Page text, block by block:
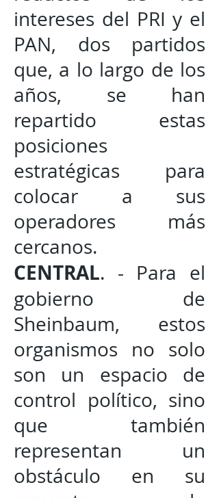
intereses del PRI y el
PAN, dos partidos
que, a lo largo de los
años, se han
repartido estas
posiciones
estratégicas para
colocar a sus
operadores más
cercanos.
CENTRAL. - Para el
gobierno de
Sheinbaum, estos
organismos no solo
son un espacio de
control político, sino
que también
representan un
obstáculo en su